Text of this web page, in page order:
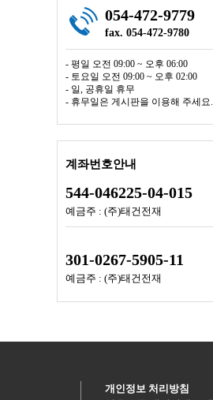
054-472-9779
fax. 054-472-9780
- 평일 오전 09:00 ~ 오후 06:00
- 토요일 오전 09:00 ~ 오후 02:00
- 일, 공휴일 휴무
- 휴무일은 게시판을 이용해 주세요.
계좌번호안내
544-046225-04-015
예금주 : (주)태건전재
301-0267-5905-11
예금주 : (주)태건전재
개인정보 처리방침